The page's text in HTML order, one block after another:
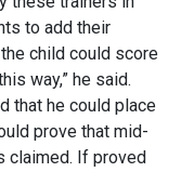
to add their
child could score
way,” he said.
that he could place
prove that mid-
claimed. If proved